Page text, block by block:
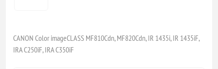
CANON Color imageCLASS MF810Cdn, MF820Cdn, IR 1435i, IR 1435iF,
IRA C250iF, IRA C350iF